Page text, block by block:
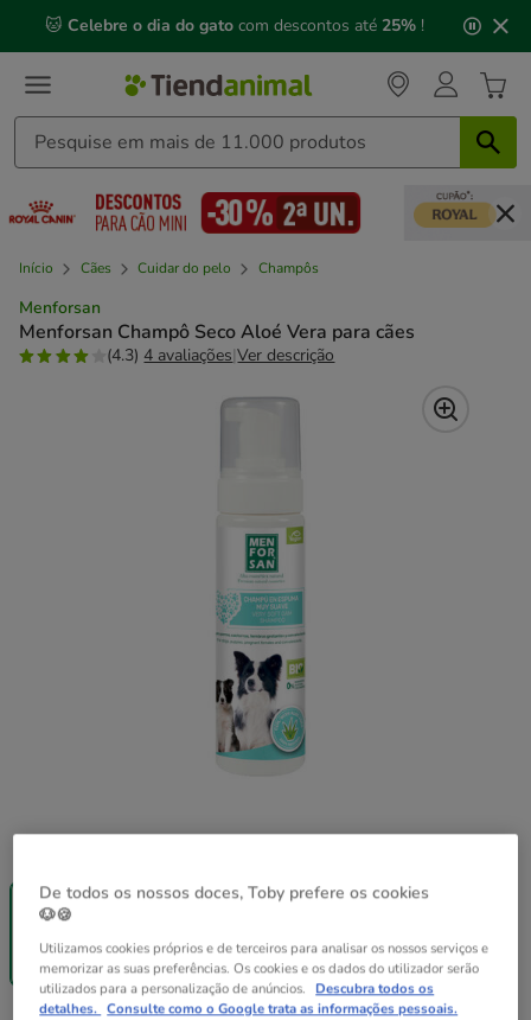
mensagem,
🐱 Celebre o dia do gato com descontos até 25% !
Início Cães Cuidar do pelo Champôs
Menforsan
Menforsan Champô Seco Aloé Vera para cães
(4.3) 4 avaliações|Ver descrição
Formato:200 ml
200 ml
-25% na 2ª
un.
9.49€
(47.45€ / l)
De todos os nossos doces, Toby prefere os cookies
🐶🍪
Utilizamos cookies próprios e de terceiros para analisar os nossos serviços e
memorizar as suas preferências. Os cookies e os dados do utilizador serão
utilizados para a personalização de anúncios. Descubra todos os
detalhes. Consulte como o Google trata as informações pessoais.